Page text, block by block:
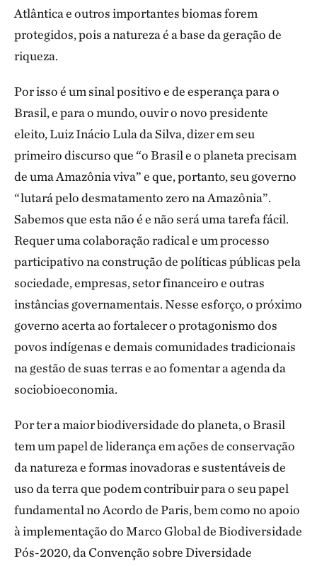
Atlântica e outros importantes biomas forem
protegidos, pois a natureza é a base da geração de
riqueza.
Por isso é um sinal positivo e de esperança para o
Brasil, e para o mundo, ouvir o novo presidente
eleito, Luiz Inácio Lula da Silva, dizer em seu
primeiro discurso que “o Brasil e o planeta precisam
de uma Amazônia viva” e que, portanto, seu governo
“lutará pelo desmatamento zero na Amazônia”.
Sabemos que esta não é e não será uma tarefa fácil.
Requer uma colaboração radical e um processo
participativo na construção de políticas públicas pela
sociedade, empresas, setor financeiro e outras
instâncias governamentais. Nesse esforço, o próximo
governo acerta ao fortalecer o protagonismo dos
povos indígenas e demais comunidades tradicionais
na gestão de suas terras e ao fomentar a agenda da
sociobioeconomia.
Por ter a maior biodiversidade do planeta, o Brasil
tem um papel de liderança em ações de conservação
da natureza e formas inovadoras e sustentáveis de
uso da terra que podem contribuir para o seu papel
fundamental no Acordo de Paris, bem como no apoio
à implementação do Marco Global de Biodiversidade
Pós-2020, da Convenção sobre Diversidade